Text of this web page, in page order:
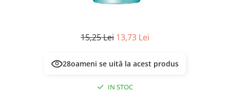
15,25 Lei 13,73 Lei
28oameni se uită la acest produs
IN STOC